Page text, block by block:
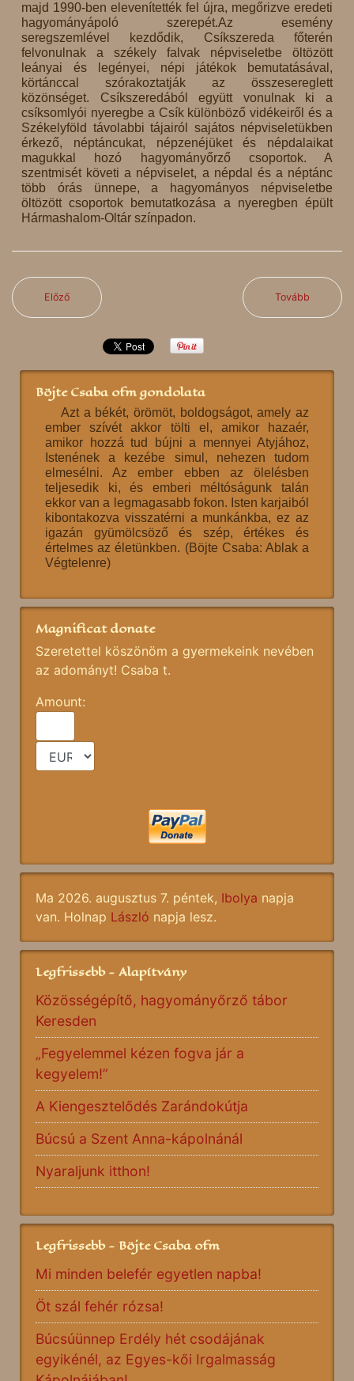
majd 1990-ben elevenítették fel újra, megőrizve eredeti
hagyományápoló szerepét.Az esemény
seregszemlével kezdődik, Csíkszereda főterén
felvonulnak a székely falvak népviseletbe öltözött
leányai és legényei, népi játékok bemutatásával,
körtánccal szórakoztatják az összesereglett
közönséget. Csíkszeredából együtt vonulnak ki a
csíksomlyói nyeregbe a Csík különböző vidékeiről és a
Székelyföld távolabbi tájairól sajátos népviseletükben
érkező, néptáncukat, népzenéjüket és népdalaikat
magukkal hozó hagyományőrző csoportok. A
szentmisét követi a népviselet, a népdal és a néptánc
több órás ünnepe, a hagyományos népviseletbe
öltözött csoportok bemutatkozása a nyeregben épült
Hármashalom-Oltár színpadon.
Előző Tovább
Böjte Csaba ofm gondolata
Azt a békét, örömöt, boldogságot, amely az
ember szívét akkor tölti el, amikor hazaér,
amikor hozzá tud bújni a mennyei Atyjához,
Istenének a kezébe simul, nehezen tudom
elmesélni. Az ember ebben az ölelésben
teljesedik ki, és emberi méltóságunk talán
ekkor van a legmagasabb fokon. Isten karjaiból
kibontakozva visszatérni a munkánkba, ez az
igazán gyümölcsöző és szép, értékes és
értelmes az életünkben. (Böjte Csaba: Ablak a
Végtelenre)
Magnificat donate
Szeretettel köszönöm a gyermekeink nevében
az adományt! Csaba t.
Amount:
Ma 2026. augusztus 7. péntek, Ibolya napja
van. Holnap László napja lesz.
Legfrissebb - Alapítvány
Közösségépítő, hagyományőrző tábor
Keresden
„Fegyelemmel kézen fogva jár a
kegyelem!”
A Kiengesztelődés Zarándokútja
Búcsú a Szent Anna-kápolnánál
Nyaraljunk itthon!
Legfrissebb - Böjte Csaba ofm
Mi minden belefér egyetlen napba!
Öt szál fehér rózsa!
Búcsúünnep Erdély hét csodájának
egyikénél, az Egyes-kői Irgalmasság